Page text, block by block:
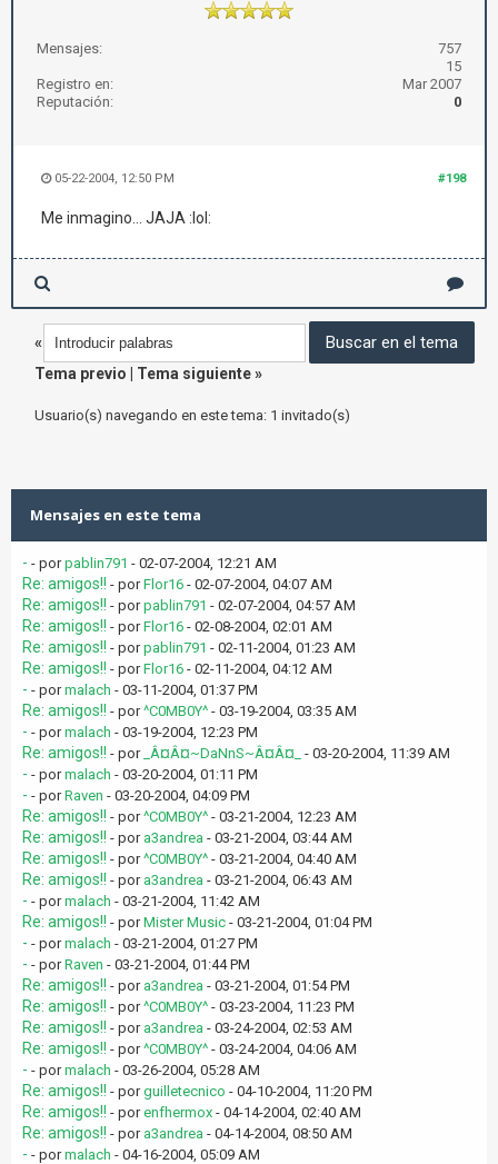
Mensajes:
757
15
Registro en:
Mar 2007
Reputación:
0
#198
05-22-2004, 12:50 PM
Me inmagino... JAJA :lol:
«
Tema previo
Tema siguiente»
Usuario(s) navegando en este tema: 1 invitado(s)
Mensajes en este tema
- - porpablin791 - 02-07-2004, 12:21 AM
Re: amigos!! - porFlor16 - 02-07-2004, 04:07 AM
Re: amigos!! - porpablin791 - 02-07-2004, 04:57 AM
Re: amigos!! - porFlor16 - 02-08-2004, 02:01 AM
Re: amigos!! - porpablin791 - 02-11-2004, 01:23 AM
Re: amigos!! - porFlor16 - 02-11-2004, 04:12 AM
- - pormalach - 03-11-2004, 01:37 PM
Re: amigos!! - por^C0MB0Y^ - 03-19-2004, 03:35 AM
- - pormalach - 03-19-2004, 12:23 PM
Re: amigos!! - por _Â¤Â¤~DaNnS~Â¤Â¤_ - 03-20-2004, 11:39 AM
- - pormalach - 03-20-2004, 01:11 PM
- - porRaven - 03-20-2004, 04:09 PM
Re: amigos!! - por^C0MB0Y^ - 03-21-2004, 12:23 AM
Re: amigos!! - por a3andrea - 03-21-2004, 03:44 AM
Re: amigos!! - por^C0MB0Y^ - 03-21-2004, 04:40 AM
Re: amigos!! - por a3andrea - 03-21-2004, 06:43 AM
- - pormalach - 03-21-2004, 11:42 AM
Re: amigos!! - porMister Music - 03-21-2004, 01:04 PM
- - pormalach - 03-21-2004, 01:27 PM
- - porRaven - 03-21-2004, 01:44 PM
Re: amigos!! - por a3andrea - 03-21-2004, 01:54 PM
Re: amigos!! - por^C0MB0Y^ - 03-23-2004, 11:23 PM
Re: amigos!! - por a3andrea - 03-24-2004, 02:53 AM
Re: amigos!! - por^C0MB0Y^ - 03-24-2004, 04:06 AM
- - pormalach - 03-26-2004, 05:28 AM
Re: amigos!! - porguilletecnico - 04-10-2004, 11:20 PM
Re: amigos!! - porenfhermox - 04-14-2004, 02:40 AM
Re: amigos!! - por a3andrea - 04-14-2004, 08:50 AM
- - pormalach - 04-16-2004, 05:09 AM